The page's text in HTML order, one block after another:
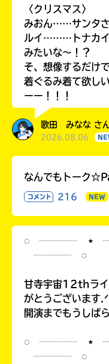
〈クリスマス〉
みおん……サンタさ
ルイ………トナカイ
みたいな〜！？
そ、想像するだけ
着ぐるみ着て欲し
ーー！！！
歌田 みなな さ
2026.08.06
なんでもトーク
コメント 216 NEW
◌ ┈┈┈┈ ⋆
┈┈┈┈ ◌
甘寺宇宙12thライ
がとうございます.ᐟ
開演までもうしば
◌ ┈┈┈┈ ⋆
┈┈┈┈ ◌